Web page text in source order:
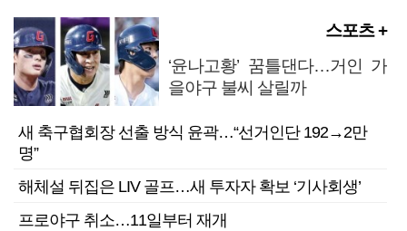
스포츠 +
‘윤나고황’ 꿈틀댄다…거인 가
을야구 불씨 살릴까
새 축구협회장 선출 방식 윤곽…“선거인단 192→2만
명”
해체설 뒤집은 LIV 골프…새 투자자 확보 ‘기사회생’
프로야구 취소…11일부터 재개